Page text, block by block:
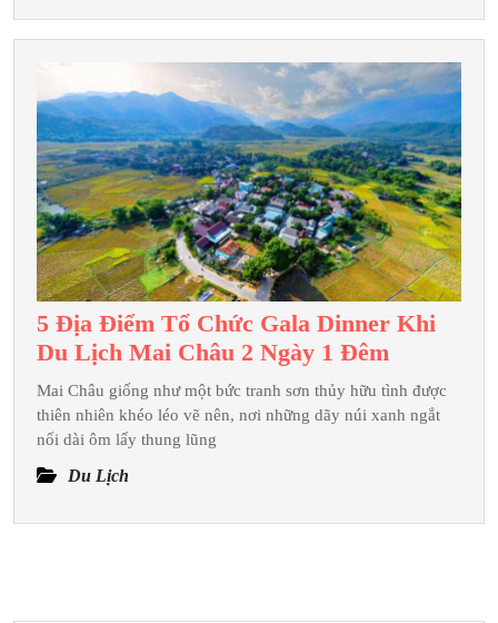
Tiến
2
Ngày
1
Đêm
Chi
Tiết
Nhất
5 Địa Điểm Tổ Chức Gala Dinner Khi
Du Lịch Mai Châu 2 Ngày 1 Đêm
Địa
Điểm
Dinner
Mai Châu giống như một bức tranh sơn thủy hữu tình được
thiên nhiên khéo léo vẽ nên, nơi những dãy núi xanh ngắt
nối dài ôm lấy thung lũng
Du Lịch